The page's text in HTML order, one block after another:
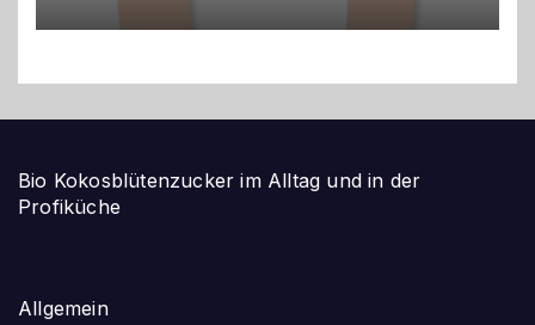
Bio Kokosblütenzucker im Alltag und in der
Profiküche
Allgemein